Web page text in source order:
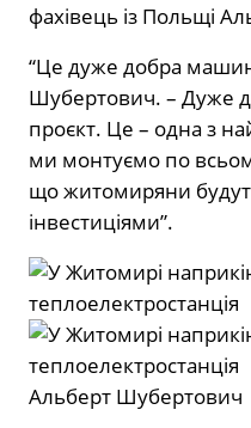
фахівець із Польщі
“Це дуже добра
Шубертович. – Дуже
проєкт. Це – одна з
ми монтуємо по
що житомиряни
інвестиціями”.
Альберт Шубертович